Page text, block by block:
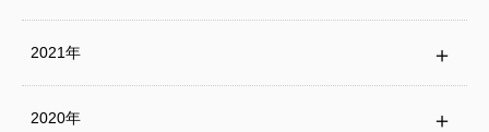
2021年
2020年